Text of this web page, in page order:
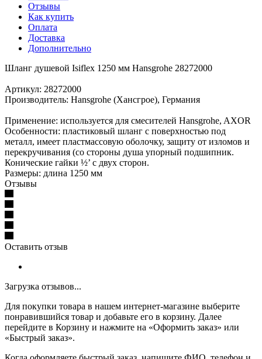
Отзывы
Как купить
Оплата
Доставка
Дополнительно
Шланг душевой Isiflex 1250 мм Hansgrohe 28272000
Артикул: 28272000
Производитель: Hansgrohe (Хансгрое), Германия
Применение: используется для смесителей Hansgrohe, AXOR
Особенности: пластиковый шланг с поверхностью под
металл, имеет пластмассовую оболочку, защиту от изломов и
перекручивания (со стороны душа упорный подшипник.
Конические гайки ​½’ с двух сторон.
Размеры: длина 1250 мм
Отзывы
Оставить отзыв
Загрузка отзывов...
Для покупки товара в нашем интернет-магазине выберите
понравившийся товар и добавьте его в корзину. Далее
перейдите в Корзину и нажмите на «Оформить заказ» или
«Быстрый заказ».